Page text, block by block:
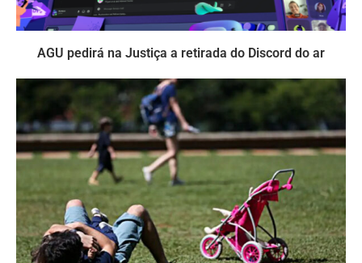
AGU pedirá na Justiça a retirada do Discord do ar